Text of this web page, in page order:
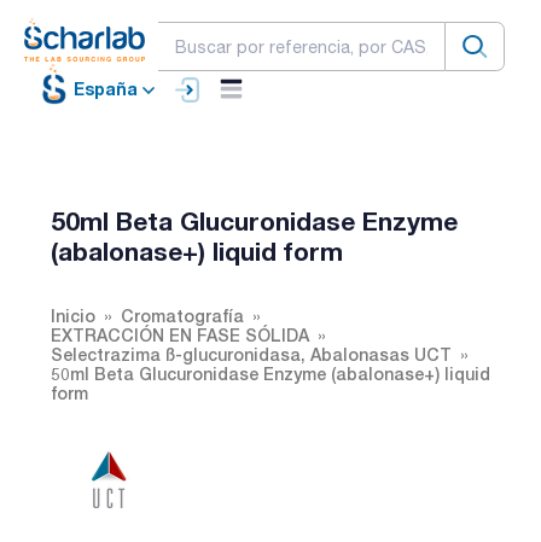
España
50ml Beta Glucuronidase Enzyme
(abalonase+) liquid form
Inicio
Cromatografía
EXTRACCIÓN EN FASE SÓLIDA
Selectrazima ß-glucuronidasa, Abalonasas UCT
50ml Beta Glucuronidase Enzyme (abalonase+) liquid
form